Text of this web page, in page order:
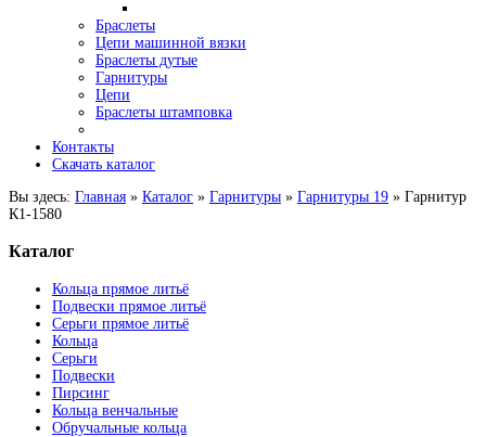
Браслеты
Цепи машинной вязки
Браслеты дутые
Гарнитуры
Цепи
Браслеты штамповка
Контакты
Скачать каталог
Вы здесь: Главная » Каталог » Гарнитуры » Гарнитуры 19 » Гарнитур
К1-1580
Каталог
Кольца прямое литьё
Подвески прямое литьё
Серьги прямое литьё
Кольца
Серьги
Подвески
Пирсинг
Кольца венчальные
Обручальные кольца